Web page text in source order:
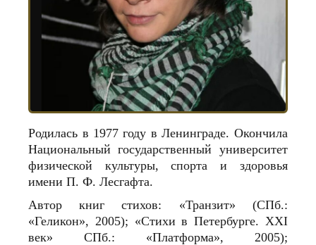
Родилась в 1977 году в Ленинграде. Окончила
Национальный государственный университет
физической культуры, спорта и здоровья
имени П. Ф. Лесгафта.
Автор книг стихов: «Транзит» (СПб.:
«Геликон», 2005); «Стихи в Петербурге. XXI
век» СПб.: «Платформа», 2005);